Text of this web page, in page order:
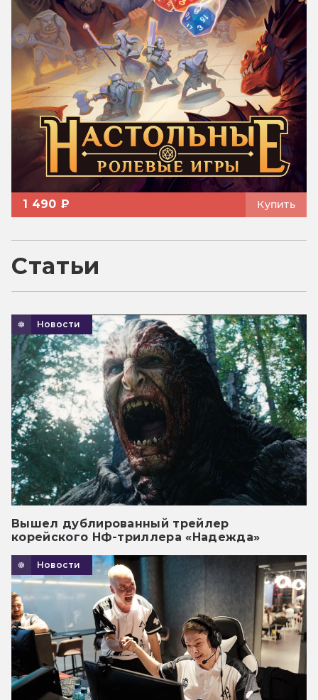
1 490 ₽ Купить
Статьи
Новости
Вышел дублированный трейлер
корейского НФ-триллера «Надежда»
Новости